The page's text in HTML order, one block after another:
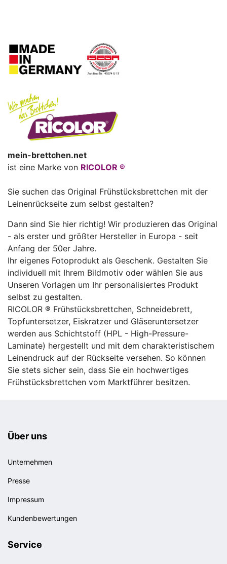
mein-brettchen.net
ist eine Marke von RICOLOR ®
Sie suchen das Original Frühstücksbrettchen mit der
Leinenrückseite zum selbst gestalten?
Dann sind Sie hier richtig! Wir produzieren das Original
- als erster und größter Hersteller in Europa - seit
Anfang der 50er Jahre.
Ihr eigenes Fotoprodukt als Geschenk. Gestalten Sie
individuell mit Ihrem Bildmotiv oder wählen Sie aus
Unseren Vorlagen um Ihr personalisiertes Produkt
selbst zu gestalten.
RICOLOR ® Frühstücksbrettchen, Schneidebrett,
Topfuntersetzer, Eiskratzer und Gläseruntersetzer
werden aus Schichtstoff (HPL - High-Pressure-
Laminate) hergestellt und mit dem charakteristischem
Leinendruck auf der Rückseite versehen. So können
Sie stets sicher sein, dass Sie ein hochwertiges
Frühstücksbrettchen vom Marktführer besitzen.
Über uns
Unternehmen
Presse
Impressum
Kundenbewertungen
Service